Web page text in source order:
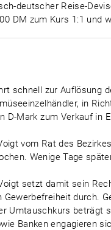
deutscher Reise-
DM zum Kurs 1:1 und
schnell zur Auflösung
in
D-Mark zum Verkauf in
vom Rat des
Wenige Tage
setzt damit sein
Gewerbefreiheit durch.
Umtauschkurs beträgt
Banken engagieren